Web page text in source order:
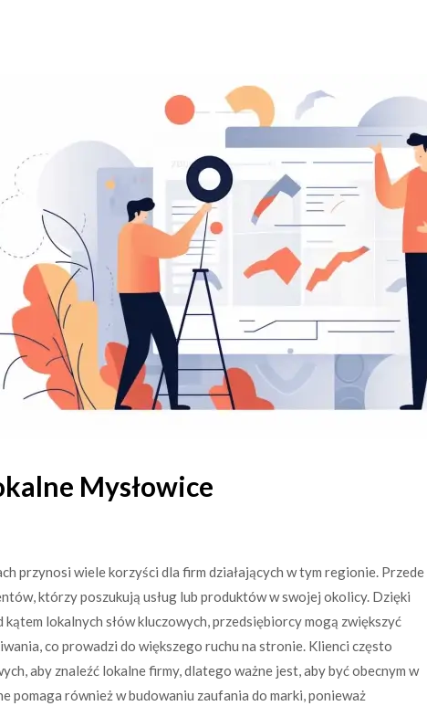
Mysłowice
przynosi wiele korzyści dla firm działających w tym regionie. Przede
którzy poszukują usług lub produktów w swojej okolicy. Dzięki
lokalnych słów kluczowych, przedsiębiorcy mogą zwiększyć
co prowadzi do większego ruchu na stronie. Klienci często
aby znaleźć lokalne firmy, dlatego ważne jest, aby być obecnym w
pomaga również w budowaniu zaufania do marki, ponieważ